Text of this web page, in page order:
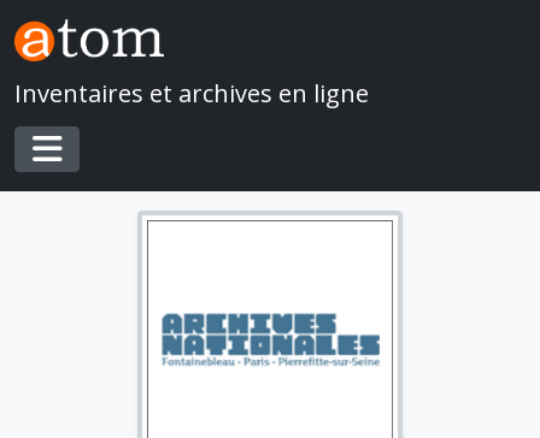
Skip to main content
Inventaires et archives en ligne
Toggle navigation